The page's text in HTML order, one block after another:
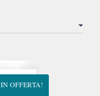
IN OFFERTA!